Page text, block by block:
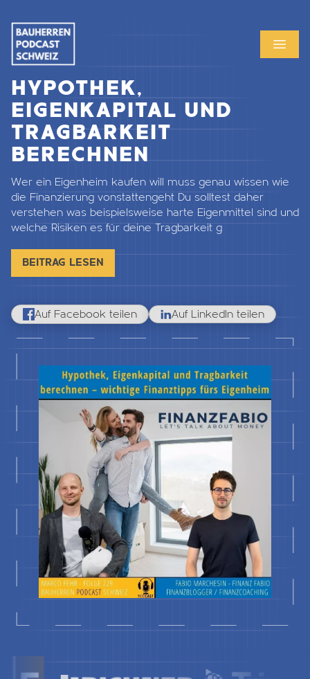
HYPOTHEK,
EIGENKAPITAL UND
TRAGBARKEIT
BERECHNEN
Wer ein Eigenheim kaufen will muss genau wissen wie
die Finanzierung vonstattengeht Du solltest daher
verstehen was beispielsweise harte Eigenmittel sind und
welche Risiken es für deine Tragbarkeit g
BEITRAG LESEN
Auf Facebook teilen Auf LinkedIn teilen